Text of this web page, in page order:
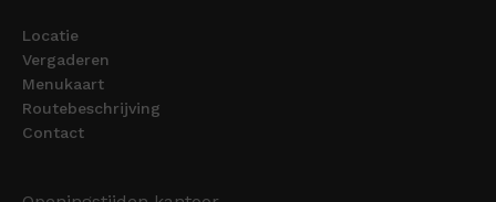
Locatie
Vergaderen
Menukaart
Routebeschrijving
Contact